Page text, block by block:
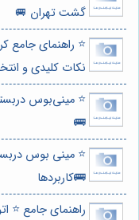
گشت تهران 🚐
⭐️ راهنمای جامع
نکات کلیدی و
⭐️ مینی‌بوس
🚌
⭐️ مینی بوس
🚌کاربردها
راهنمای جامع ⭐️